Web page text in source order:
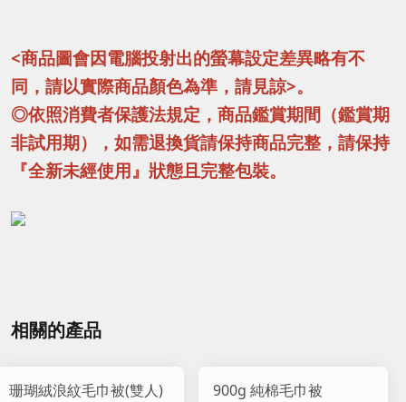
<商品圖會因電腦投射出的螢幕設定差異略有不
同，請以實際商品顏色為準，請見諒>。
◎依照消費者保護法規定，商品鑑賞期間（鑑賞期
非試用期），如需退換貨請保持商品完整，請保持
『全新未經使用』狀態且完整包裝。
相關的產品
珊瑚絨浪紋毛巾被(雙人) 900g 純棉毛巾被